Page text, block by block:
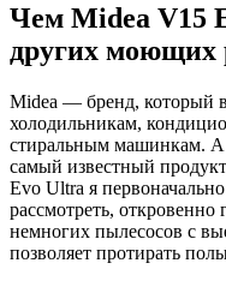
Чем Midea V15
других моющих
Midea — бренд, который
холодильникам,
стиральным машинкам.
самый известный
Evo Ultra я
рассмотреть, откровенно
немногих пылесосов с
позволяет протирать